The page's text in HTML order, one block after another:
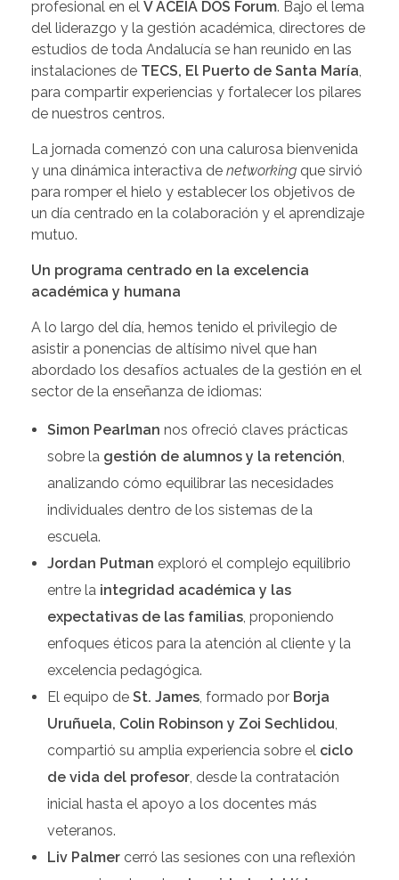
profesional en el V ACEIA DOS Forum. Bajo el lema
del liderazgo y la gestión académica, directores de
estudios de toda Andalucía se han reunido en las
instalaciones de TECS, El Puerto de Santa María
para compartir experiencias y fortalecer los pilares
de nuestros centros.
La jornada comenzó con una calurosa bienvenida
y una dinámica interactiva de networking que sirvió
para romper el hielo y establecer los objetivos de
un día centrado en la colaboración y el aprendizaje
mutuo.
Un programa centrado en la excelencia
académica y humana
A lo largo del día, hemos tenido el privilegio de
asistir a ponencias de altísimo nivel que han
abordado los desafíos actuales de la gestión en el
sector de la enseñanza de idiomas:
Simon Pearlman nos ofreció claves prácticas
sobre la gestión de alumnos y la retención
analizando cómo equilibrar las necesidades
individuales dentro de los sistemas de la
escuela.
Jordan Putman exploró el complejo equilibrio
entre la integridad académica y las
expectativas de las familias, proponiendo
enfoques éticos para la atención al cliente y la
excelencia pedagógica.
El equipo de St. James, formado por Borja
Uruñuela, Colin Robinson y Zoi Sechlidou
compartió su amplia experiencia sobre el ciclo
de vida del profesor, desde la contratación
inicial hasta el apoyo a los docentes más
veteranos.
Liv Palmercerró las sesiones con una reflexión